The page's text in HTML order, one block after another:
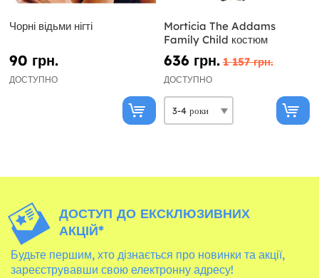
Чорні відьми нігті
90 грн.
ДОСТУПНО
Morticia The Addams
Family Child костюм
636 грн. 1 157 грн.
ДОСТУПНО
ДОСТУП ДО ЕКСКЛЮЗИВНИХ
АКЦІЙ*
Будьте першим, хто дізнається про новинки та акції,
зареєструвавши свою електронну адресу!